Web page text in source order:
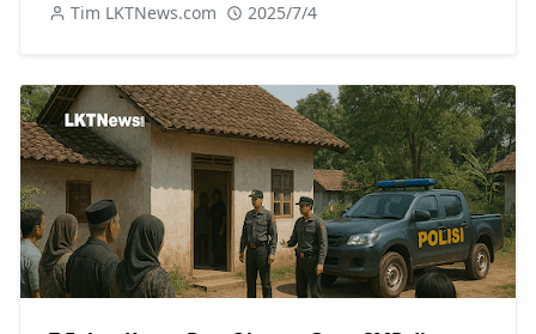
Tim LKTNews.com 2025/7/4